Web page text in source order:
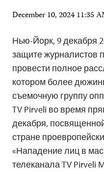
December 10, 2024 11:35
Нью-Йорк, 9 декабря
защите журналистов
провести полное
котором более
съемочную группу
TV Pirveli во время
декабря,
стране
«Нападение лиц в
телеканала TV Pirveli